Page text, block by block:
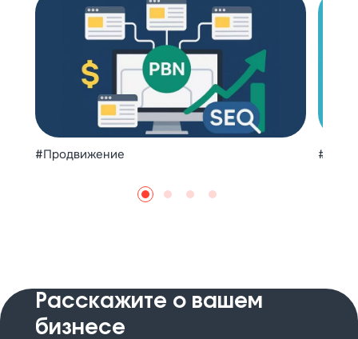
позиций сайта.
#Продвижение #SEO
Расскажите о вашем
бизнесе